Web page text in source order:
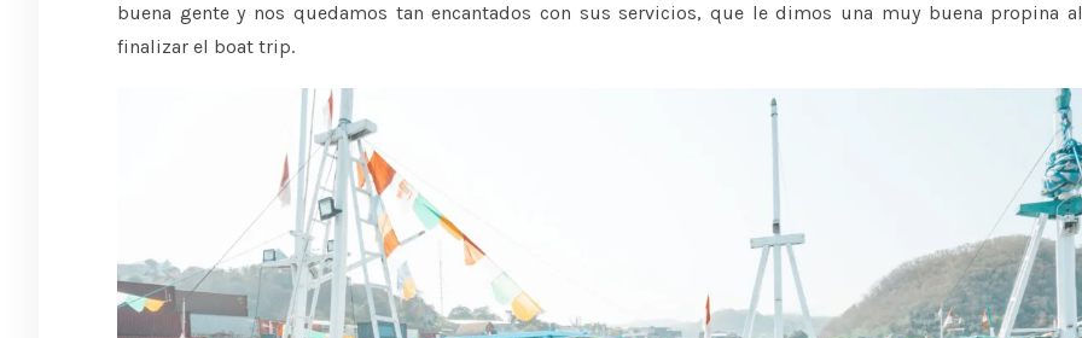
buena gente y nos quedamos tan encantados con sus servicios, que le dimos una muy buena propina al
finalizar el boat trip.